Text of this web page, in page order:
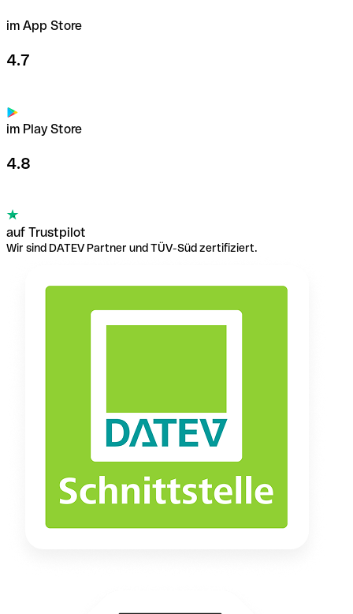
im App Store
4.7
im Play Store
4.8
auf Trustpilot
Wir sind DATEV Partner und TÜV-Süd zertifiziert.